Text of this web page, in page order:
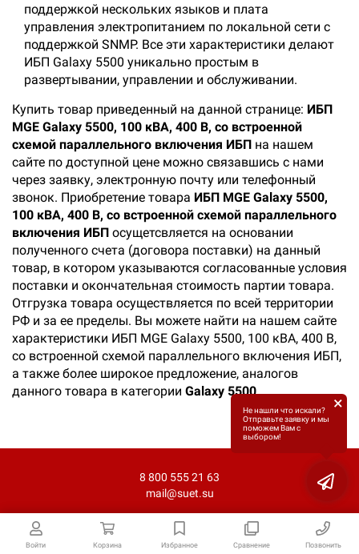
Войти Корзина Избранное Сравнение Позвонить
поддержкой нескольких языков и плата
управления электропитанием по локальной сети с
поддержкой SNMP. Все эти характеристики делают
ИБП Galaxy 5500 уникально простым в
развертывании, управлении и обслуживании.
Купить товар приведенный на данной странице: ИБП
MGE Galaxy 5500, 100 кВА, 400 В, со встроенной
схемой параллельного включения ИБП на нашем
сайте по доступной цене можно связавшись с нами
через заявку, электронную почту или телефонный
звонок. Приобретение товара ИБП MGE Galaxy 5500,
100 кВА, 400 В, со встроенной схемой параллельного
включения ИБП осущетсвляется на основании
полученного счета (договора поставки) на данный
товар, в котором указываются согласованные условия
поставки и окончательная стоимость партии товара.
Отгрузка товара осуществляется по всей территории
РФ и за ее пределы. Вы можете найти на нашем сайте
характеристики ИБП MGE Galaxy 5500, 100 кВА, 400 В,
со встроенной схемой параллельного включения ИБП,
а также более широкое предложение, аналогов
данного товара в категории Galaxy 5500.
8 800 555 21 63
mail@suet.su
Не нашли что искали?
Отправьте заявку и мы
поможем Вам с
выбором!
×